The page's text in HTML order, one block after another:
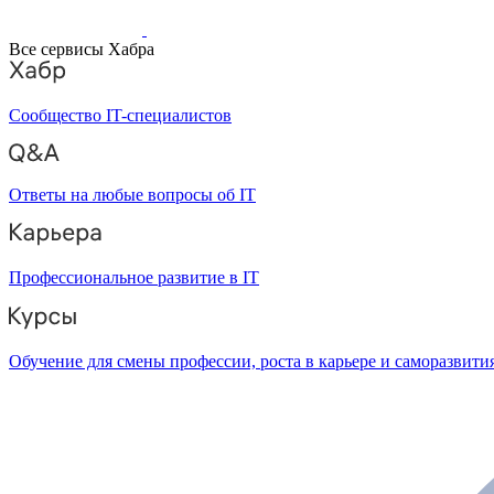
Все сервисы Хабра
Сообщество IT-специалистов
Ответы на любые вопросы об IT
Профессиональное развитие в IT
Обучение для смены профессии, роста в карьере и